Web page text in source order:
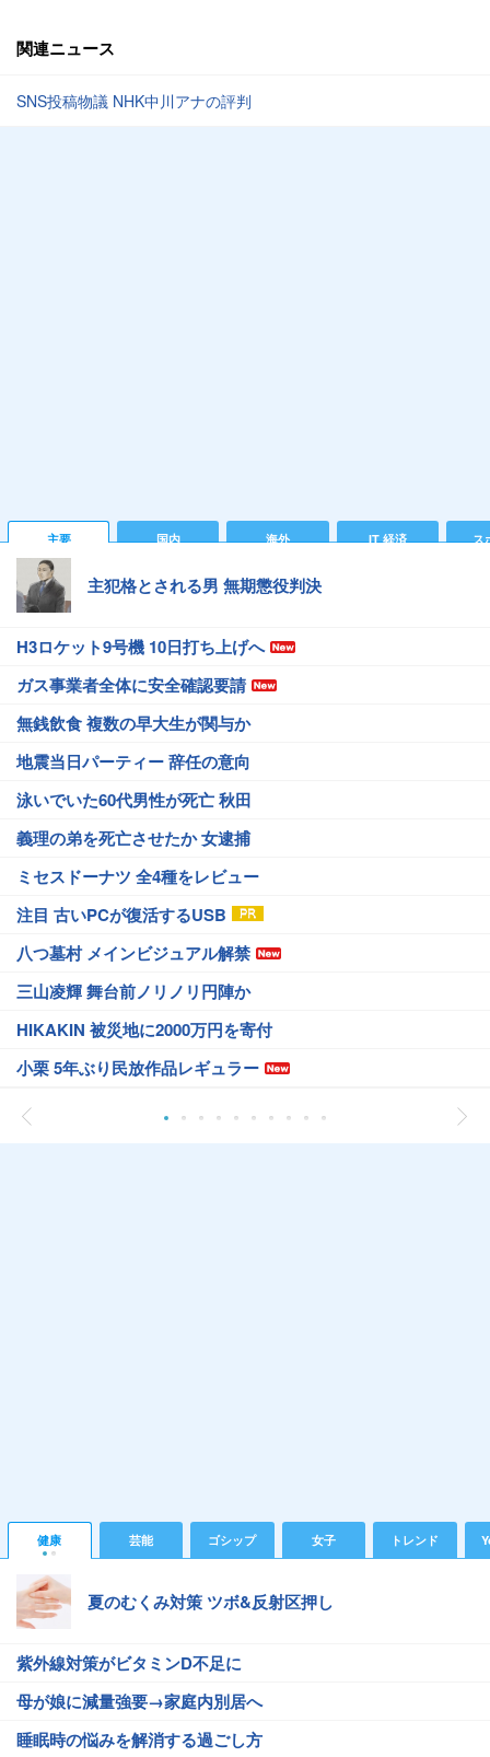
関連ニュース
SNS投稿物議 NHK中川アナの評判
主要 国内 海外 IT 経済 ス
主犯格とされる男 無期懲役判決
H3ロケット9号機 10日打ち上げへ
ガス事業者全体に安全確認要請
無銭飲食 複数の早大生が関与か
地震当日パーティー 辞任の意向
泳いでいた60代男性が死亡 秋田
義理の弟を死亡させたか 女逮捕
ミセスドーナツ 全4種をレビュー
注目 古いPCが復活するUSB
八つ墓村 メインビジュアル解禁
三山凌輝 舞台前ノリノリ円陣か
HIKAKIN 被災地に2000万円を寄付
小栗 5年ぶり民放作品レギュラー
健康 芸能 ゴシップ 女子 トレンド
夏のむくみ対策 ツボ&反射区押し
紫外線対策がビタミンD不足に
母が娘に減量強要→家庭内別居へ
睡眠時の悩みを解消する過ごし方